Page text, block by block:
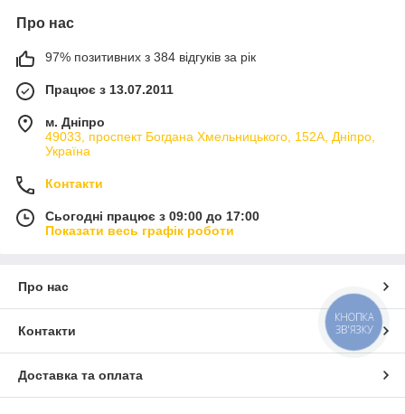
Про нас
97% позитивних з 384 відгуків за рік
Працює з 13.07.2011
м. Дніпро
49033, проспект Богдана Хмельницького, 152А, Дніпро,
Україна
Контакти
Сьогодні працює з 09:00 до 17:00
Показати весь графік роботи
Про нас
Контакти
Доставка та оплата
КНОПКА
ЗВ'ЯЗКУ